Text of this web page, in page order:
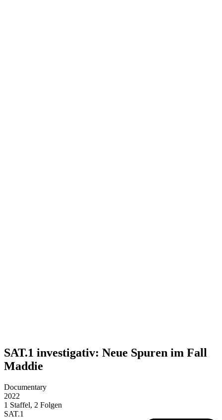
SAT.1 investigativ: Neue Spuren im Fall
Maddie
Documentary
2022
1 Staffel, 2 Folgen
SAT.1